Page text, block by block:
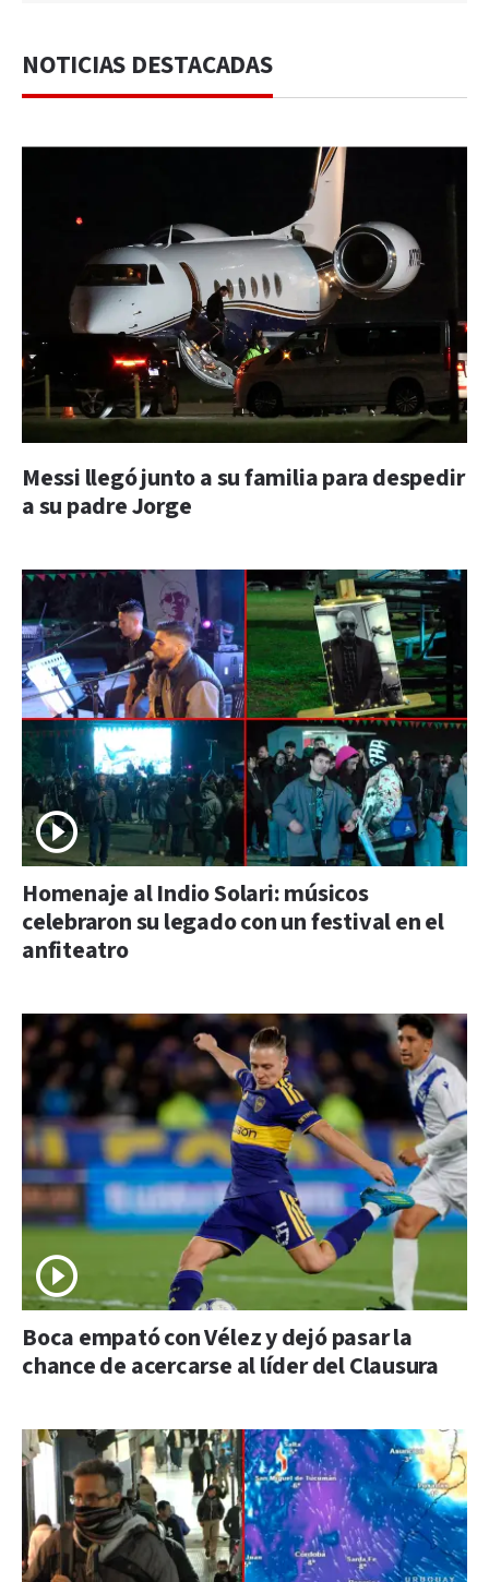
NOTICIAS DESTACADAS
Messi llegó junto a su familia para despedir
a su padre Jorge
Homenaje al Indio Solari: músicos
celebraron su legado con un festival en el
anfiteatro
Boca empató con Vélez y dejó pasar la
chance de acercarse al líder del Clausura